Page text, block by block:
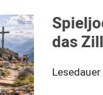
das
Lesedauer